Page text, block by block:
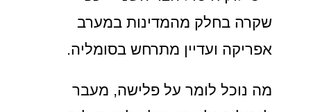
שקרה בחלק מהמדינות במערב
אפריקה ועדיין מתרחש בסומליה.
מה נוכל לומר על פלישה, מעבר